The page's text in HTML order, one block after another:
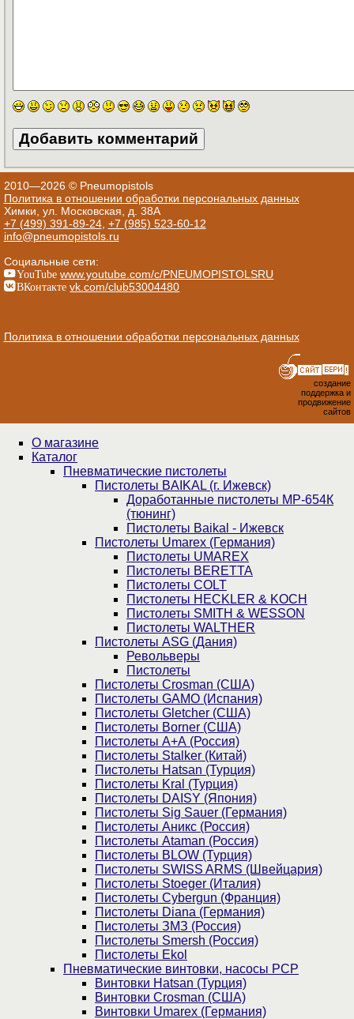
2010—2026 © Pneumopistols
Политика в отношении обработки персональных данных
Химки, ул. Московская, д. 38А
+7 (499) 391-89-24, +7 (985) 523-60-12
info@pneumopistols.ru
Социальные сети:
YouTube www.youtube.com/c/PNEUMOPISTOLSRU
ВКонтакте vk.com/club53004480
Политика в отношении обработки персональных данных
создание
поддержка и
продвижение
сайтов
О магазине
Каталог
Пнев­ма­ти­чес­кие пистолеты
Пистолеты BAIKAL (г. Ижевск)
Доработанные пистолеты МР-654К
(тюнинг)
Пистолеты Baikal - Ижевск
Пистолеты Umarex (Германия)
Пистолеты UMAREX
Пистолеты BERETTA
Пистолеты COLT
Пистолеты HECKLER & KOCH
Пистолеты SMITH & WESSON
Пистолеты WALTHER
Пистолеты ASG (Дания)
Револьверы
Пистолеты
Пистолеты Crosman (США)
Пистолеты GAMO (Испания)
Пистолеты Gletcher (США)
Пистолеты Borner (США)
Пистолеты А+А (Россия)
Пистолеты Stalker (Китай)
Пистолеты Hatsan (Турция)
Пистолеты Kral (Турция)
Пистолеты DAISY (Япония)
Пистолеты Sig Sauer (Германия)
Пистолеты Аникс (Россия)
Пистолеты Ataman (Россия)
Пистолеты BLOW (Турция)
Пистолеты SWISS ARMS (Швейцария)
Пистолеты Stoeger (Италия)
Пистолеты Cybergun (Франция)
Пистолеты Diana (Германия)
Пистолеты ЗМЗ (Россия)
Пистолеты Smersh (Россия)
Пистолеты Ekol
Пневматические винтовки, насосы PCP
Винтовки Hatsan (Турция)
Винтовки Crosman (США)
Винтовки Umarex (Германия)